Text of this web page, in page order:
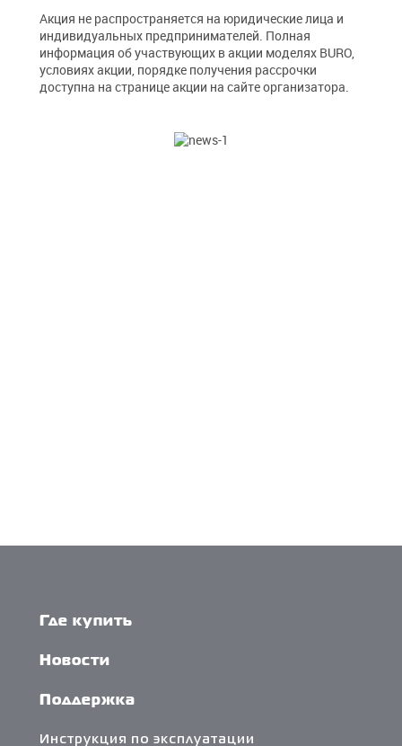
Лотки и подставки
Ножницы и канцелярские ножи
Степлеры
Столы для ноутбуков
Подставки для мониторов
Сетевые кабели (витая пара)
Кабельные органайзеры
Компьютерные
Коннекторы
Батарейки
Акция не распространяется на юридические лица и
индивидуальных предпринимателей. Полная
информация об участвующих в акции моделях BURO,
условиях акции, порядке получения рассрочки
доступна на странице акции на сайте организатора.
Где купить
Новости
Поддержка
Инструкция по эксплуатации